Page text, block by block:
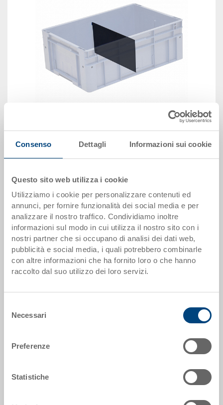
Consenso Dettagli Informazioni sui cookie
Questo sito web utilizza i cookie
Utilizziamo i cookie per personalizzare contenuti ed
annunci, per fornire funzionalità dei social media e per
analizzare il nostro traffico. Condividiamo inoltre
informazioni sul modo in cui utilizza il nostro sito con i
nostri partner che si occupano di analisi dei dati web,
pubblicità e social media, i quali potrebbero combinarle
con altre informazioni che ha fornito loro o che hanno
raccolto dal suo utilizzo dei loro servizi.
delNecessari
Preferenze
Statistiche
immagine simile
Il prodotto non può essere ordinato online:
offerta
Dati articolo
Codice
80-6530-2
Dimensioni esterne:
|